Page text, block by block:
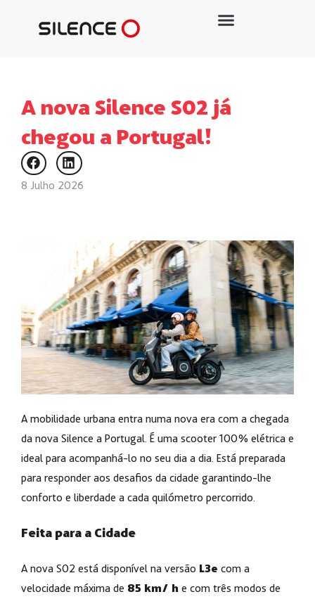
A nova Silence S02 já
chegou a Portugal!
8 Julho 2026
A mobilidade urbana entra numa nova era com a chegada
da nova Silence a Portugal. É uma scooter 100% elétrica e
ideal para acompanhá-lo no seu dia a dia. Está preparada
para responder aos desafios da cidade garantindo-lhe
conforto e liberdade a cada quilómetro percorrido.
Feita para a Cidade
A nova S02 está disponível na versão L3e com a
velocidade máxima de 85 km/ h e com três modos de